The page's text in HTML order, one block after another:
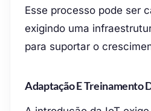
Esse processo pode ser
exigindo uma
para suportar o
Adaptação E Treinamento